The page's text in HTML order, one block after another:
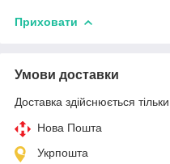
Приховати
Умови доставки
Доставка здійснюється
Нова Пошта
Укрпошта